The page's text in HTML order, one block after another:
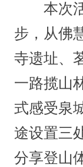
本次活
步，从佛
寺遗址、
一路揽山
式感受泉
途设置三
分享登山